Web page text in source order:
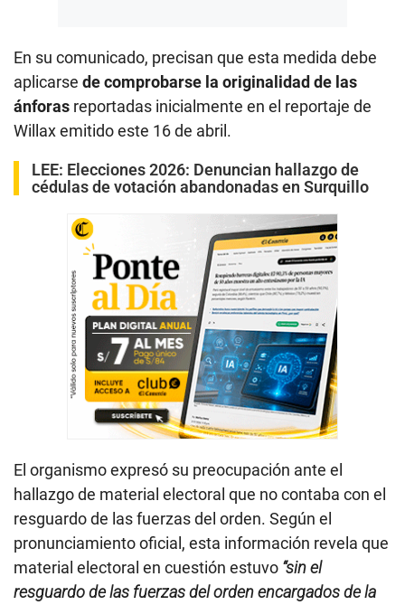
En su comunicado, precisan que esta medida debe
aplicarse de comprobarse la originalidad de las
ánforas reportadas inicialmente en el reportaje de
Willax emitido este 16 de abril.
LEE: Elecciones 2026: Denuncian hallazgo de
cédulas de votación abandonadas en Surquillo
El organismo expresó su preocupación ante el
hallazgo de material electoral que no contaba con el
resguardo de las fuerzas del orden. Según el
pronunciamiento oficial, esta información revela que
material electoral en cuestión estuvo “sin el
resguardo de las fuerzas del orden encargados de la